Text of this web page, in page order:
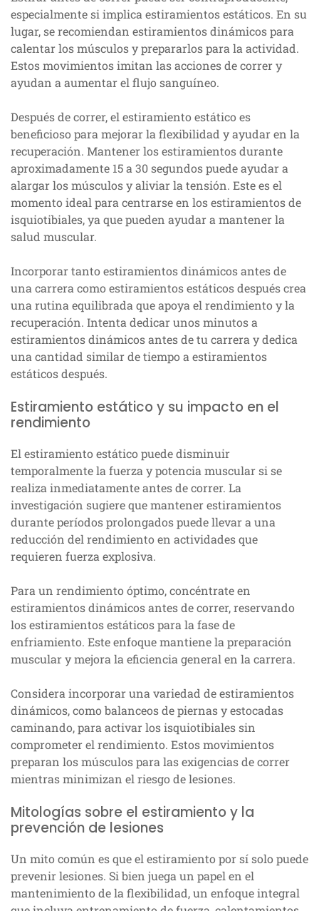
especialmente si implica estiramientos estáticos. En su
lugar, se recomiendan estiramientos dinámicos para
calentar los músculos y prepararlos para la actividad.
Estos movimientos imitan las acciones de correr y
ayudan a aumentar el flujo sanguíneo.
Después de correr, el estiramiento estático es
beneficioso para mejorar la flexibilidad y ayudar en la
recuperación. Mantener los estiramientos durante
aproximadamente 15 a 30 segundos puede ayudar a
alargar los músculos y aliviar la tensión. Este es el
momento ideal para centrarse en los estiramientos de
isquiotibiales, ya que pueden ayudar a mantener la
salud muscular.
Incorporar tanto estiramientos dinámicos antes de
una carrera como estiramientos estáticos después crea
una rutina equilibrada que apoya el rendimiento y la
recuperación. Intenta dedicar unos minutos a
estiramientos dinámicos antes de tu carrera y dedica
una cantidad similar de tiempo a estiramientos
estáticos después.
Estiramiento estático y su impacto en el
rendimiento
El estiramiento estático puede disminuir
temporalmente la fuerza y potencia muscular si se
realiza inmediatamente antes de correr. La
investigación sugiere que mantener estiramientos
durante períodos prolongados puede llevar a una
reducción del rendimiento en actividades que
requieren fuerza explosiva.
Para un rendimiento óptimo, concéntrate en
estiramientos dinámicos antes de correr, reservando
los estiramientos estáticos para la fase de
enfriamiento. Este enfoque mantiene la preparación
muscular y mejora la eficiencia general en la carrera.
Considera incorporar una variedad de estiramientos
dinámicos, como balanceos de piernas y estocadas
caminando, para activar los isquiotibiales sin
comprometer el rendimiento. Estos movimientos
preparan los músculos para las exigencias de correr
mientras minimizan el riesgo de lesiones.
Mitologías sobre el estiramiento y la
prevención de lesiones
Un mito común es que el estiramiento por sí solo puede
prevenir lesiones. Si bien juega un papel en el
mantenimiento de la flexibilidad, un enfoque integral